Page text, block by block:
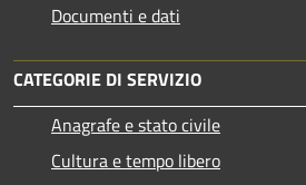
Documenti e dati
CATEGORIE DI SERVIZIO
Anagrafe e stato civile
Cultura e tempo libero